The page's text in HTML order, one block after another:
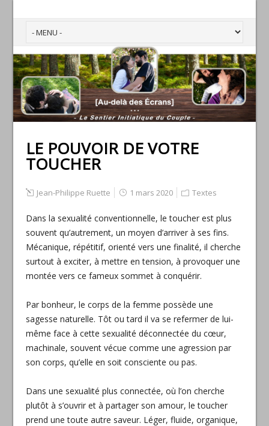
LE POUVOIR DE VOTRE
TOUCHER
Jean-Philippe Ruette 1 mars 2020 Textes
Dans la sexualité conventionnelle, le toucher est plus
souvent qu’autrement, un moyen d’arriver à ses fins.
Mécanique, répétitif, orienté vers une finalité, il cherche
surtout à exciter, à mettre en tension, à provoquer une
montée vers ce fameux sommet à conquérir.
Par bonheur, le corps de la femme possède une
sagesse naturelle. Tôt ou tard il va se refermer de lui-
même face à cette sexualité déconnectée du cœur,
machinale, souvent vécue comme une agression par
son corps, qu’elle en soit consciente ou pas.
Dans une sexualité plus connectée, où l’on cherche
plutôt à s’ouvrir et à partager son amour, le toucher
prend une toute autre saveur. Léger, fluide, organique,